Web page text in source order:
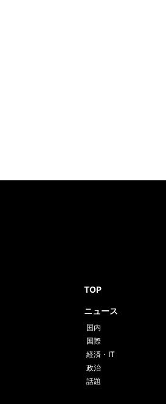
TOP
ニュース
国内
国際
経済・IT
政治
話題